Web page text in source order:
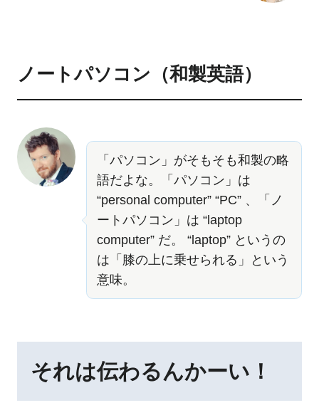
ノートパソコン（和製英語）
「パソコン」がそもそも和製の略
語だよな。「パソコン」は
“personal computer” “PC” 、「ノ
ートパソコン」は “laptop
computer” だ。 “laptop” というの
は「膝の上に乗せられる」という
意味。
それは伝わるんかーい！